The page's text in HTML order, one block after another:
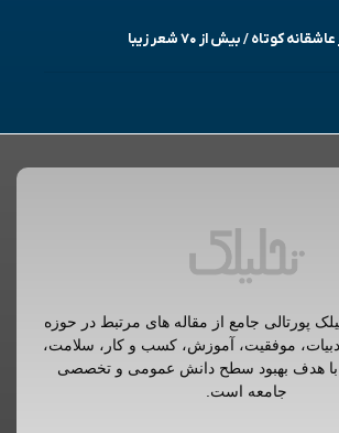
کوتاه / بیش از ۷۰ شعر زیبا
پورتالی جامع از مقاله های مرتبط در حوزه
موفقیت، آموزش، کسب و کار، سلامت،
هدف بهبود سطح دانش عمومی و تخصصی
جامعه است.